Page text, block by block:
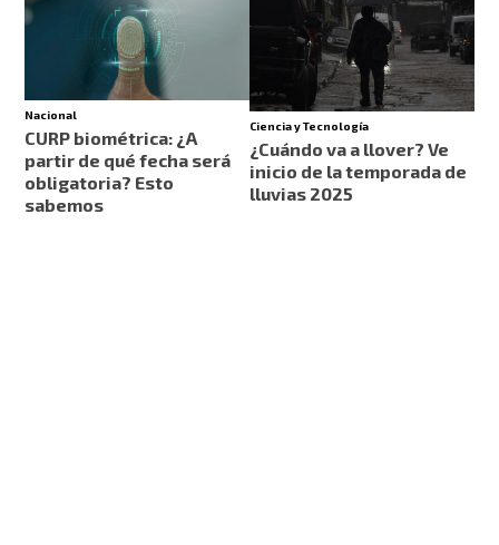
Nacional
CURP biométrica: ¿A
partir de qué fecha será
obligatoria? Esto
sabemos
Ciencia y Tecnología
¿Cuándo va a llover? Ve
inicio de la temporada de
lluvias 2025